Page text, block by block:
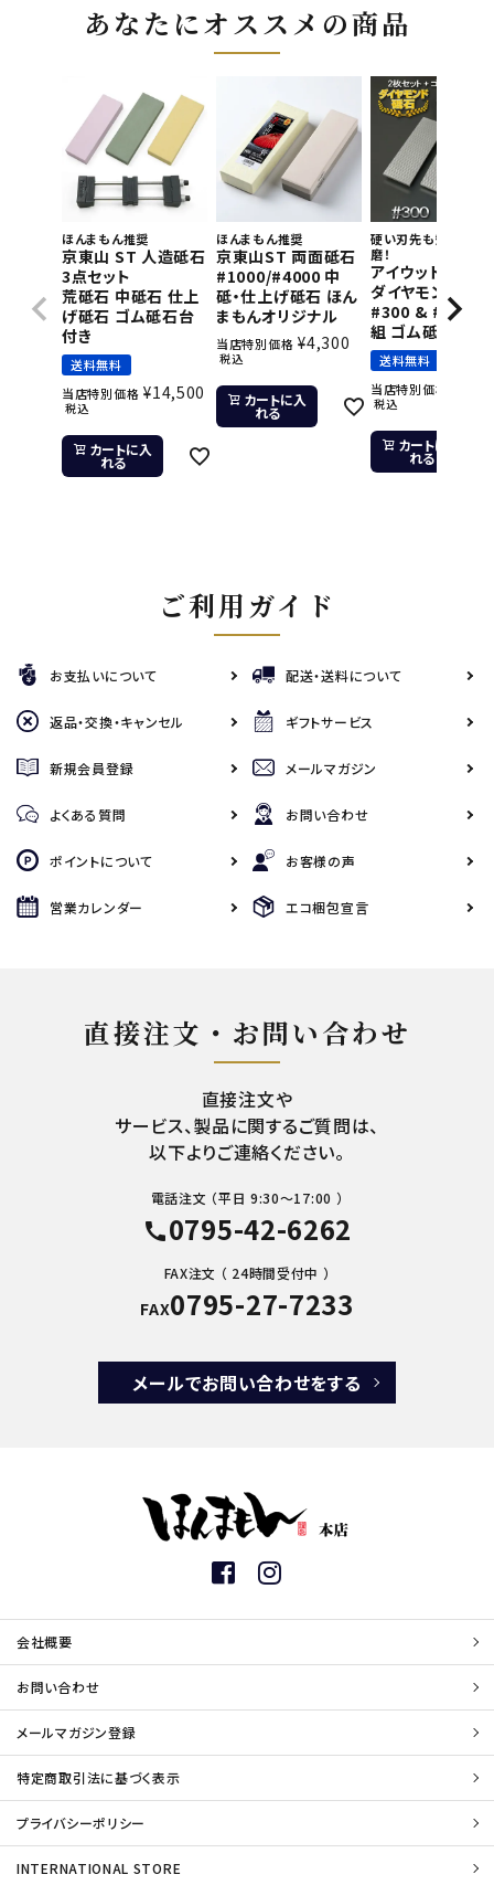
あなたにオススメの商品
ほんまもん推奨
京東山 ST 人造砥石
3点セット
荒砥石 中砥石 仕上
げ砥石 ゴム砥石台
付き
送料無料
当店特別価格 ¥14,500
税込
カートに入
れる
ほんまもん推奨
京東山ST 両面砥石
#1000/#4000 中
砥・仕上げ砥石 ほん
まもんオリジナル
当店特別価格 ¥4,300
税込
カートに入
れる
硬い刃先も短時間で
磨！
アイウッド 片面
ダイヤモンド砥石
#300 & #800 2
組 ゴム砥石台付
送料無料
当店特別価格
税込
カートに入
れる
ご利用ガイド
お支払いについて 配送・送料について
返品・交換・キャンセル ギフトサービス
新規会員登録 メールマガジン
よくある質問 お問い合わせ
ポイントについて お客様の声
営業カレンダー エコ梱包宣言
直接注文・お問い合わせ
直接注文や
サービス、製品に関するご質問は、
以下よりご連絡ください。
電話注文 （平日 9:30～17:00 ）
call0795-42-6262
FAX注文 （ 24時間受付中 ）
FAX0795-27-7233
メールでお問い合わせをする
会社概要
お問い合わせ
メールマガジン登録
特定商取引法に基づく表示
プライバシーポリシー
INTERNATIONAL STORE